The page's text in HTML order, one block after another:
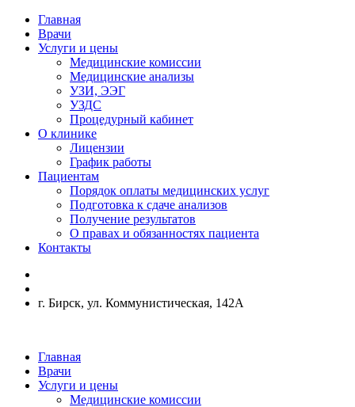
Главная
Врачи
Услуги и цены
Медицинские комиссии
Медицинские анализы
УЗИ, ЭЭГ
УЗДС
Процедурный кабинет
О клинике
Лицензии
График работы
Пациентам
Порядок оплаты медицинских услуг
Подготовка к сдаче анализов
Получение результатов
О правах и обязанностях пациента
Контакты
г. Бирск, ул. Коммунистическая, 142А
Главная
Врачи
Услуги и цены
Медицинские комиссии